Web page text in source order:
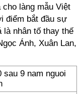
cho làng mẫu Việt
điểm bắt đầu sự
nhân tố thay thế
Ánh, Xuân Lan,